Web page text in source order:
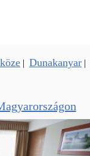
| Dunakanyar |